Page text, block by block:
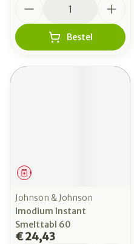
Bestel
Geneesmiddel
Johnson & Johnson
Imodium Instant
Smelttabl 60
€ 24,43